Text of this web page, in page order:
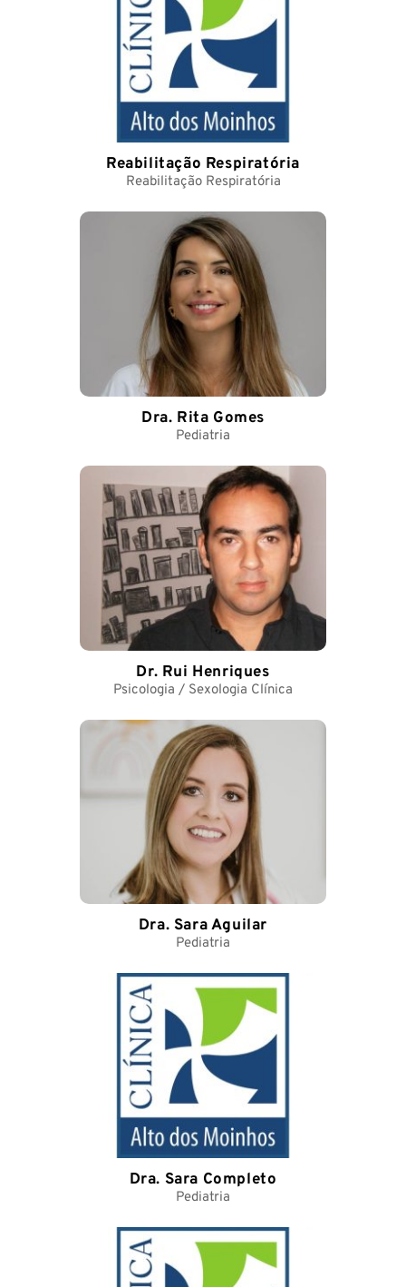
Reabilitação Respiratória
Reabilitação Respiratória
Dra. Rita Gomes
Pediatria
Dr. Rui Henriques
Psicologia / Sexologia Clínica
Dra. Sara Aguilar
Pediatria
Dra. Sara Completo
Pediatria